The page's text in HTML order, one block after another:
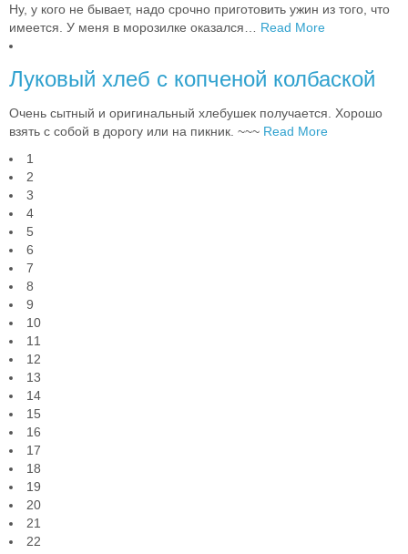
Ну, у кого не бывает, надо срочно приготовить ужин из того, что
имеется. У меня в морозилке оказался
Read More
Луковый хлеб с копченой колбаской
Очень сытный и оригинальный хлебушек получается. Хорошо
взять с собой в дорогу или на пикник. ~~~ Read More
1
2
3
4
5
6
7
8
9
10
11
12
13
14
15
16
17
18
19
20
21
22